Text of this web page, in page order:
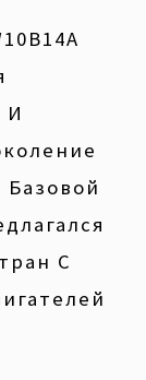
И
Базовой
С